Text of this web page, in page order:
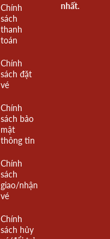
Chính
sách
thanh
toán
Chính
sách đặt
vé
Chính
sách bảo
mật
thông tin
Chính
sách
giao/nhận
vé
Chính
sách hủy
nhất.